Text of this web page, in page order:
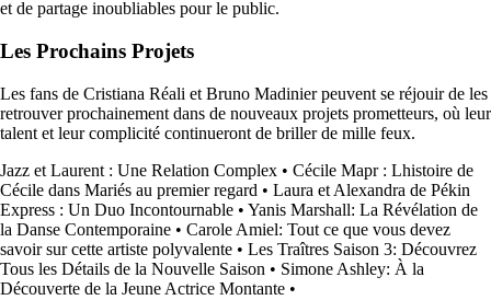
et de partage inoubliables pour le public.
Les Prochains Projets
Les fans de Cristiana Réali et Bruno Madinier peuvent se réjouir de les
retrouver prochainement dans de nouveaux projets prometteurs, où leur
talent et leur complicité continueront de briller de mille feux.
Jazz et Laurent : Une Relation Complex • Cécile Mapr : Lhistoire de
Cécile dans Mariés au premier regard • Laura et Alexandra de Pékin
Express : Un Duo Incontournable • Yanis Marshall: La Révélation de
la Danse Contemporaine • Carole Amiel: Tout ce que vous devez
savoir sur cette artiste polyvalente • Les Traîtres Saison 3: Découvrez
Tous les Détails de la Nouvelle Saison • Simone Ashley: À la
Découverte de la Jeune Actrice Montante •